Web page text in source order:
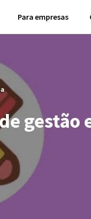
Para empresas
gestão